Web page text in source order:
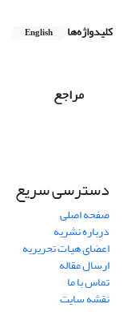
کلیدواژه‌ها English
مراجع
دسترسی سریع
صفحه اصلی
درباره نشریه
اعضای هیات تحریریه
ارسال مقاله
تماس با ما
نقشه سایت